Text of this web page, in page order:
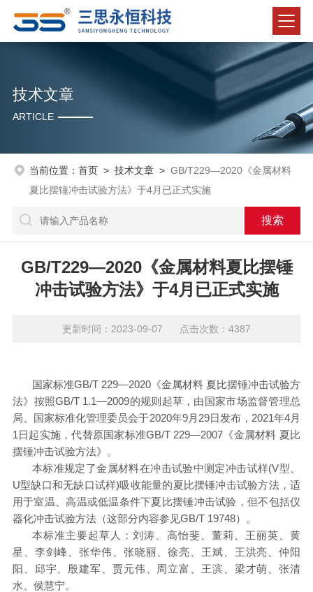
技术文章
ARTICLE
当前位置： 首页> 技术文章> GB/T229—2020《金属材料
夏比摆锤冲击试验方法》于4月已正式实施
GB/T229—2020《金属材料夏比摆锤
冲击试验方法》于4月已正式实施
更新时间：2023-09-07 点击次数：4387
国家标准GB/T 229—2020《金属材料 夏比摆锤冲击试验方
法》按照GB/T 1.1—2009的规则起草，由国家市场监督管理总
局、国家标准化管理委员会于2020年9月29日发布，2021年4月
1日起实施，代替原国家标准GB/T 229—2007《金属材料 夏比
摆锤冲击试验方法》。
本标准规定了金属材料在冲击试验中测定冲击试样(V型、
U型缺口和无缺口试样)吸收能量的夏比摆锤冲击试验方法，适
用于室温、高温或低温条件下夏比摆锤冲击试验，但不包括仪
器化冲击试验方法（这部分内容参见GB/T 19748）。
本标准主要起草人：刘涛、高怡斐、董莉、王丽英、黄
星、李剑峰、张华伟、张晓丽、徐亮、王斌、王洪亮、仲阳
阳、邱宇、殷建军、贾元伟、周立富、王滨、梁才萌、张清
水、侯慧宁。